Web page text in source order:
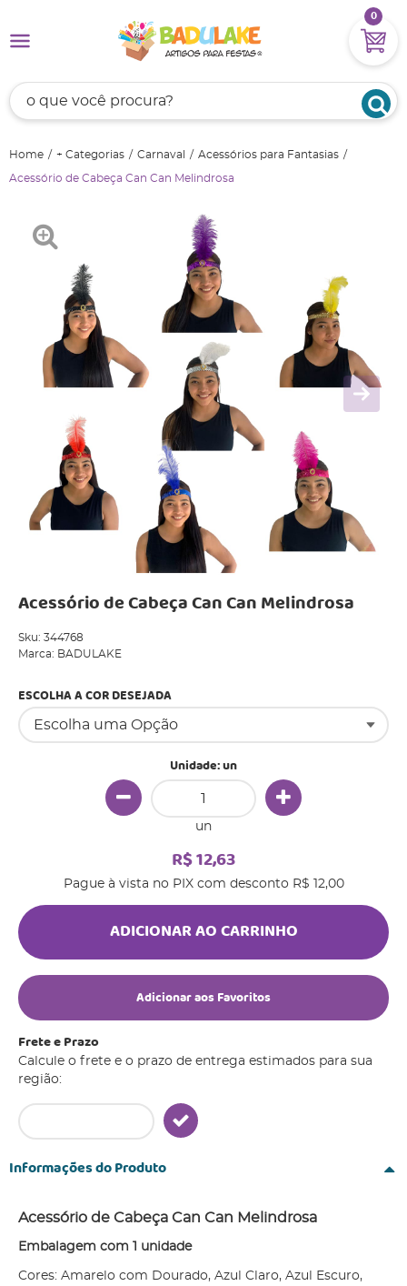
0
Home + Categorias Carnaval Acessórios para Fantasias
Acessório de Cabeça Can Can Melindrosa
Acessório de Cabeça Can Can Melindrosa
Sku: 344768
Marca: BADULAKE
ESCOLHA A COR DESEJADA
Unidade: un
un
R$ 12,63
Pague à vista no PIX com desconto R$ 12,00
ADICIONAR AO CARRINHO
Adicionar aos Favoritos
Frete e Prazo
Calcule o frete e o prazo de entrega estimados para sua
região:
Informações do Produto
Acessório de Cabeça Can Can Melindrosa
Embalagem com 1 unidade
Cores: Amarelo com Dourado, Azul Claro, Azul Escuro,